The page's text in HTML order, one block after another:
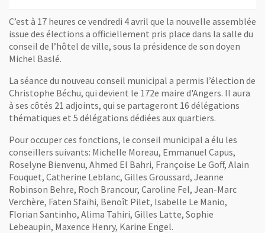
C’est à 17 heures ce vendredi 4 avril que la nouvelle assemblée
issue des élections a officiellement pris place dans la salle du
conseil de l’hôtel de ville, sous la présidence de son doyen
Michel Baslé.
La séance du nouveau conseil municipal a permis l’élection de
Christophe Béchu, qui devient le 172e maire d'Angers. Il aura
à ses côtés 21 adjoints, qui se partageront 16 délégations
thématiques et 5 délégations dédiées aux quartiers.
Pour occuper ces fonctions, le conseil municipal a élu les
conseillers suivants: Michelle Moreau, Emmanuel Capus,
Roselyne Bienvenu, Ahmed El Bahri, Françoise Le Goff, Alain
Fouquet, Catherine Leblanc, Gilles Groussard, Jeanne
Robinson Behre, Roch Brancour, Caroline Fel, Jean-Marc
Verchère, Faten Sfaïhi, Benoît Pilet, Isabelle Le Manio,
Florian Santinho, Alima Tahiri, Gilles Latte, Sophie
Lebeaupin, Maxence Henry, Karine Engel.